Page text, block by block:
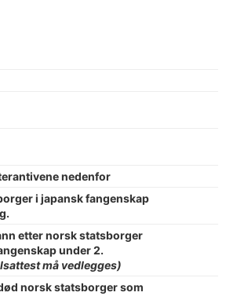
nedenfor
i japansk fangenskap
etter norsk statsborger
under 2.
må vedlegges)
norsk statsborger som